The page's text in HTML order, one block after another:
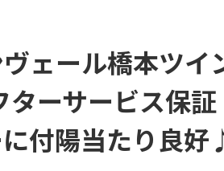
ェール橋本ツイ
ーサービス保証
付陽当たり良